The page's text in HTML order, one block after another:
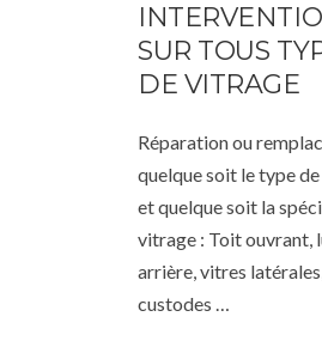
SUR TOUS
DE VITRAGE
Réparation ou
quelque soit le type
et quelque soit la
vitrage : Toit ouvrant,
arrière, vitres
custodes …